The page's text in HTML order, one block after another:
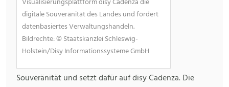
Visualisierungsplattform disy Cadenza die
digitale Souveränität des Landes und fördert
datenbasiertes Verwaltungshandeln.
Bildrechte: © Staatskanzlei Schleswig-
Holstein/Disy Informationssysteme GmbH
Souveränität und setzt dafür auf disy Cadenza. Die